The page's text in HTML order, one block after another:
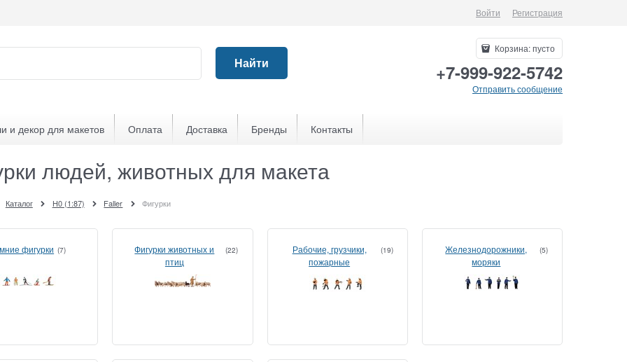
Войти Регистрация
Найти
Корзина:пусто
+7-999-922-5742
Отправить сообщение
и декор для макетов Оплата Доставка Бренды Контакты
людей, животных для макета
Каталог H0 (1:87) Faller Фигурки
фигурки (7)
Фигурки животных и
птиц
(22)
Рабочие, грузчики,
пожарные
(19)
Железнодорожники,
моряки
(5)